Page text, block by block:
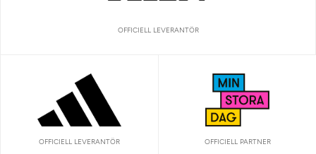
OFFICIELL LEVERANTÖR
OFFICIELL LEVERANTÖR OFFICIELL PARTNER